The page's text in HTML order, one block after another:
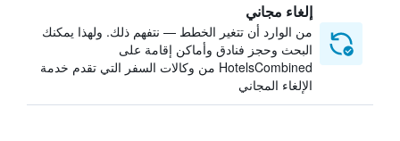
إلغاء مجاني
من الوارد أن تتغير الخطط — نتفهم ذلك. ولهذا يمكنك
البحث وحجز فنادق وأماكن إقامة على
HotelsCombined من وكالات السفر التي تقدم خدمة
الإلغاء المجاني